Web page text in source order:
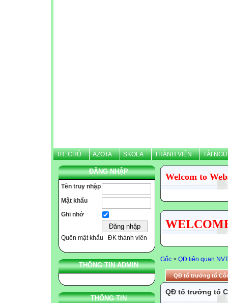
TR. CHỦ AZOTA SKOLA THÀNH VIÊN TÀI
ĐĂNG NHẬP
Tên truy nhập
Mật khẩu
Ghi nhớ
Quên mật khẩu ĐK thành viên
THÔNG TIN ADMIN
THÔNG TIN
Welcom to
Gốc > QĐ liên quan NVT
QĐ tổ trưởng tổ
QĐ tổ trưởng tổ